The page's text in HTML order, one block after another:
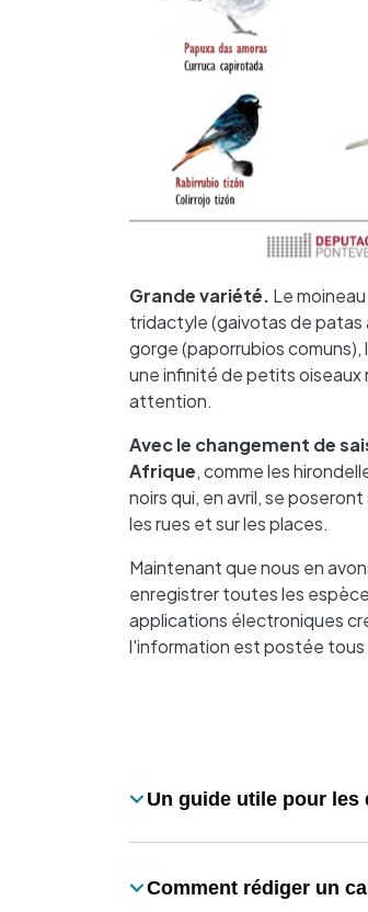
Grande variété. Le
tridactyle (gaivotas de patas
gorge (paporrubios
une infinité de petits oiseaux
attention.
Avec le changement de
Afrique, comme les
noirs qui, en avril, se
les rues et sur les places.
Maintenant que nous en
enregistrer toutes les
applications électroniques
l'information est postée tous
Título
Un guide utile pour les
Título
Comment rédiger un